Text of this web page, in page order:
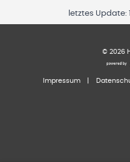
letztes Update:
© 2026
Impressum